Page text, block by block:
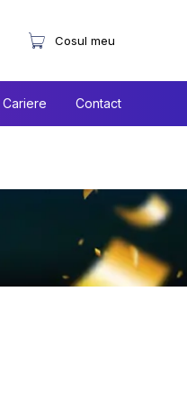
Cariere Contact
Cosul meu